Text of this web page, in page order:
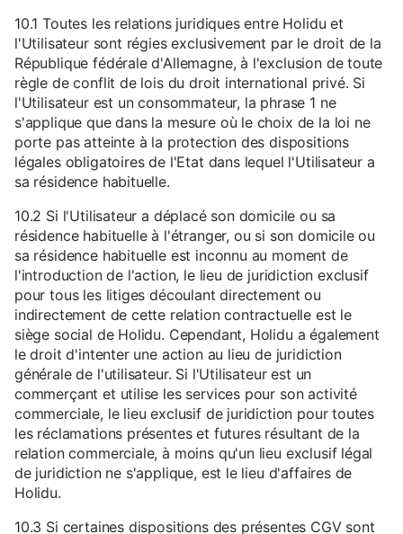
10.1 Toutes les relations juridiques entre Holidu et
l'Utilisateur sont régies exclusivement par le droit de la
République fédérale d'Allemagne, à l'exclusion de toute
règle de conflit de lois du droit international privé. Si
l'Utilisateur est un consommateur, la phrase 1 ne
s'applique que dans la mesure où le choix de la loi ne
porte pas atteinte à la protection des dispositions
légales obligatoires de l'Etat dans lequel l'Utilisateur a
sa résidence habituelle.
10.2 Si l'Utilisateur a déplacé son domicile ou sa
résidence habituelle à l'étranger, ou si son domicile ou
sa résidence habituelle est inconnu au moment de
l'introduction de l'action, le lieu de juridiction exclusif
pour tous les litiges découlant directement ou
indirectement de cette relation contractuelle est le
siège social de Holidu. Cependant, Holidu a également
le droit d'intenter une action au lieu de juridiction
générale de l'utilisateur. Si l'Utilisateur est un
commerçant et utilise les services pour son activité
commerciale, le lieu exclusif de juridiction pour toutes
les réclamations présentes et futures résultant de la
relation commerciale, à moins qu'un lieu exclusif légal
de juridiction ne s'applique, est le lieu d'affaires de
Holidu.
10.3 Si certaines dispositions des présentes CGV sont